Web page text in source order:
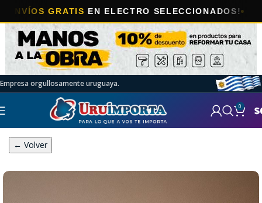
GRATIS EN ELECTRO SELECCIONADOS!
Empresa orgullosamente uruguaya.
0 $
← Volver